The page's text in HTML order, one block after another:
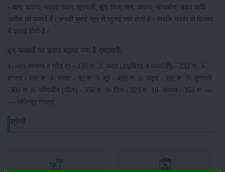
- धान, बाजरा, मक्का, ज्वार, मूंगफली, मूंग, तिल, सन, कपास, सोयाबीन, उड़द आदि
खरीफ की फसलें हैं। इनकी बुवाई जून से जुलाई तक होती हैं। जबकि नवंबर से दिसंबर
में कटाई होती है।
1- धान(सामान्य व ग्रेड ए) - 100 रु. 2- ज्वार (हाइब्रिड व मालदंडी) - 232 रु. 3-
बाजरा - 100 रु. 4- मक्का - 92 रु. 5- मूंग - 480 रु. 6- उड़द - 300 रु. 7- मूंगफली
-300 रु. 8- सोयाबीन (पीला) - 350 रु. 9- तिल - 523 रु. 10- कपास - 354 रु. ---
--- लोकेन्द्र नरवार